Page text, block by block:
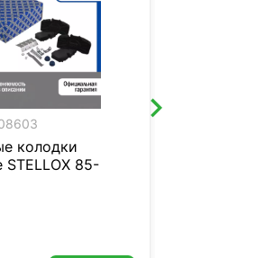
колодки
85-